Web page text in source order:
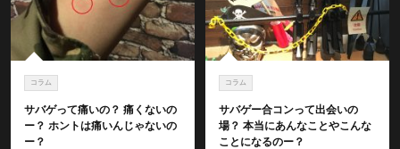
コラム
サバゲって痛いの？ 痛くないの
ー？ ホントは痛いんじゃないの
ー？
コラム
サバゲー合コンって出会いの
場？ 本当にあんなことやこんな
ことになるのー？